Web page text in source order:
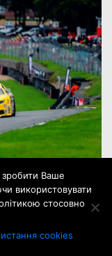
на
овалі,
і
Ваше
використовувати
стосовно
cookies